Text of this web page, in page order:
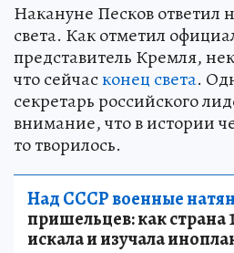
Накануне Песков ответил
света. Как отметил
представитель Кремля,
что сейчасконец света.
секретарь российского
внимание, что в истории
то творилось.
Над СССР военные
пришельцев: как страна
искала и изучала